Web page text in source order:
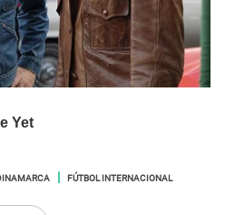
FÚTBOL INTERNACIONAL